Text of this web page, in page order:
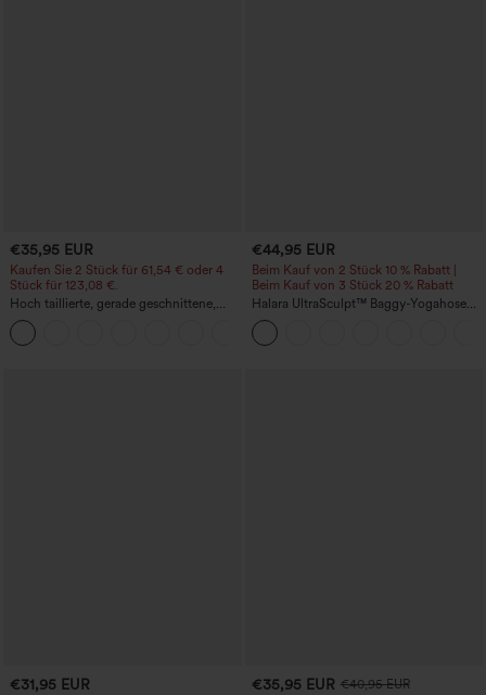
€35,95 EUR
Kaufen Sie 2 Stück für 61,54 € oder 4
Stück für 123,08 €.
Hoch taillierte, gerade geschnittene,
legere Leinen-Optik-Hose mit Taschen
€44,95 EUR
Beim Kauf von 2 Stück 10 % Rabatt |
Beim Kauf von 3 Stück 20 % Rabatt
Halara UltraSculpt™ Baggy-Yogahose
mit hohem Bund, Bauchkontrolle,
Color-Block-Streifen und Taschen
€31,95 EUR €35,95 EUR €40,95 EUR